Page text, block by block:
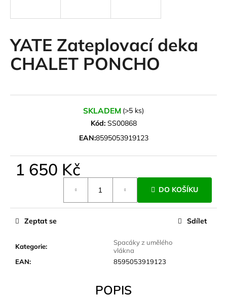
YATE Zateplovací deka
CHALET PONCHO
SKLADEM (>5 ks)
Kód: SS00868
EAN:8595053919123
1 650 Kč
DO KOŠÍKU
Kategorie:
Spacáky z umělého
vlákna
EAN: 8595053919123
Zeptat se Sdílet
POPIS
í
t
?
D
r
u